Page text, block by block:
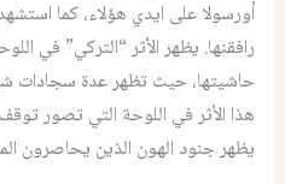
أورسولا على ايدي هؤلاء، كما استشهد
رافقنها. يظهر الأثر “التركي” في
حاشيتها، حيث تظهر عدة سجادات
هذا الأثر في اللوحة التي تصور
يظهر جنود الهون الذين يحاصرون